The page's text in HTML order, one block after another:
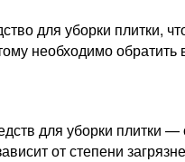
для уборки плитки,
необходимо
для уборки плитки
от степени